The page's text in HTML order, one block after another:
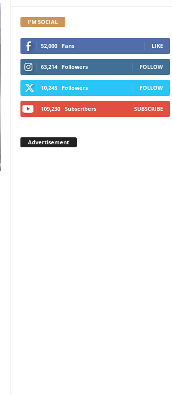
I'M SOCIAL
52,000 Fans LIKE
63,214 Followers FOLLOW
10,245 Followers FOLLOW
109,230 Subscribers SUBSCRIBE
Advertisement